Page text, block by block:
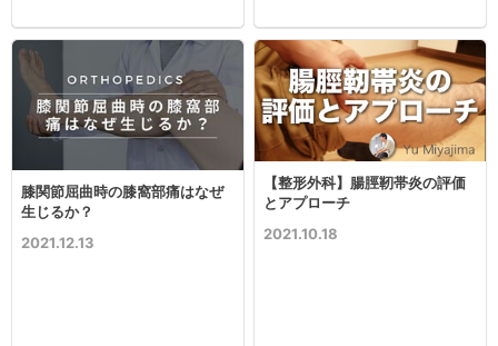
膝関節屈曲時の膝窩部痛はなぜ
生じるか？
2021.12.13
【整形外科】腸脛靭帯炎の評価
とアプローチ
2021.10.18